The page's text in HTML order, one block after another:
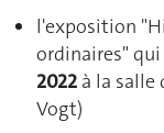
l'exposition
ordinaires"
2022 à la salle
Vogt)